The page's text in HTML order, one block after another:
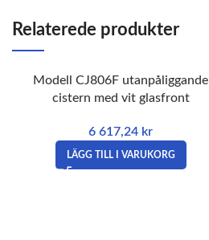
Relaterede produkter
Modell CJ806F utanpåliggande
cistern med vit glasfront
6 617,24 kr
LÄGG TILL I VARUKORG